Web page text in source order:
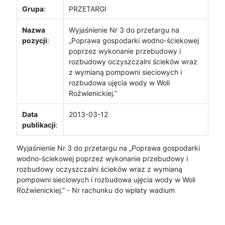
Grupa: PRZETARGI
Nazwa
pozycji:
Wyjaśnienie Nr 3 do przetargu na
„Poprawa gospodarki wodno-ściekowej
poprzez wykonanie przebudowy i
rozbudowy oczyszczalni ścieków wraz
z wymianą pompowni sieciowych i
rozbudowa ujęcia wody w Woli
Roźwienickiej.”
Data
publikacji:
2013-03-12
Wyjaśnienie Nr 3 do przetargu na „Poprawa gospodarki
wodno-ściekowej poprzez wykonanie przebudowy i
rozbudowy oczyszczalni ścieków wraz z wymianą
pompowni sieciowych i rozbudowa ujęcia wody w Woli
Roźwienickiej.” - Nr rachunku do wpłaty wadium